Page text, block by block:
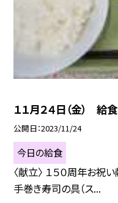
１１月２４日（金） 給食
公開日 2023/11/24
今日の給食
〈献立〉 １５０周年お祝
手巻き寿司の具（ス...